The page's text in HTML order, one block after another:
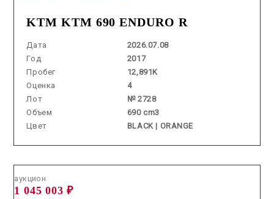
KTM KTM 690 ENDURO R
Дата
2026.07.08
Год
2017
Пробег
12,891K
Оценка
4
Лот
№ 2728
Объем
690 cm3
Цвет
BLACK | ORANGE
аукцион
1 045 003 ₽